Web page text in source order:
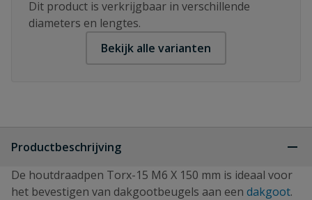
Dit product is verkrijgbaar in verschillende
diameters en lengtes.
Bekijk alle varianten
Productbeschrijving
De houtdraadpen Torx-15 M6 X 150 mm is ideaal voor
het bevestigen van dakgootbeugels aan een dakgoot.